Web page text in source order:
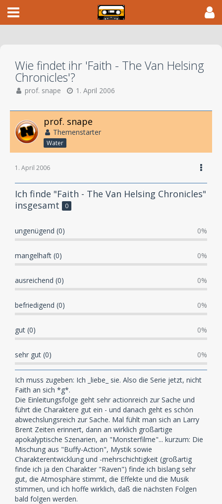
Wie findet ihr 'Faith - The Van Helsing
Chronicles'?
prof. snape 1. April 2006
prof. snape
Themenstarter
Water
1. April 2006
Ich finde "Faith - The Van Helsing Chronicles"
insgesamt
0
ungenügend (0) 0%
mangelhaft (0) 0%
ausreichend (0) 0%
befriedigend (0) 0%
gut (0) 0%
sehr gut (0) 0%
Ich muss zugeben: Ich _liebe_ sie. Also die Serie jetzt, nicht
Faith an sich *g*.
Die Einleitungsfolge geht sehr actionreich zur Sache und
führt die Charaktere gut ein - und danach geht es schön
abwechslungsreich zur Sache. Mal fühlt man sich an Larry
Brent Zeiten erinnert, dann an wirklich großartige
apokalyptische Szenarien, an "Monsterfilme"... kurzum: Die
Mischung aus "Buffy-Action", Mystik sowie
Charakterentwicklung und -mehrschichtigkeit (großartig
finde ich ja den Charakter "Raven") finde ich bislang sehr
gut, die Atmosphäre stimmt, die Effekte und die Musik
stimmen, und ich hoffe wirklich, daß die nächsten Folgen
bald folgen werden.